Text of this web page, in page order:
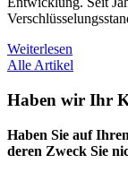
Weiterlesen
Alle Artikel
Haben wir Ihr
Haben Sie auf
deren Zweck Sie